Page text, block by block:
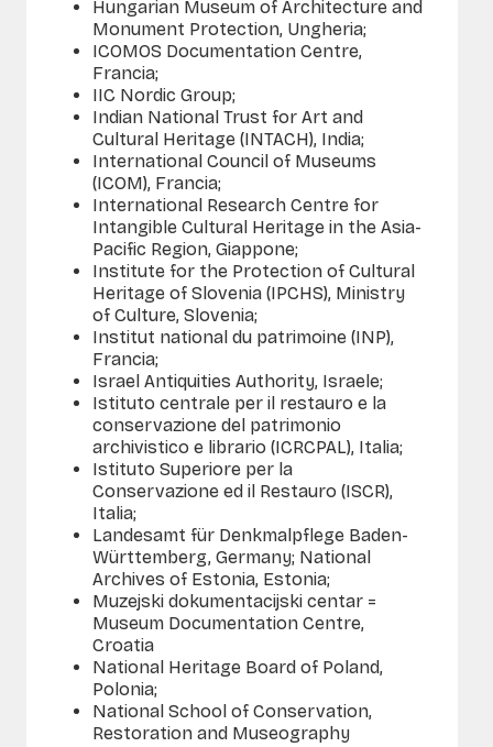
Hungarian Museum of Architecture and
Monument Protection, Ungheria;
ICOMOS Documentation Centre,
Francia;
IIC Nordic Group;
Indian National Trust for Art and
Cultural Heritage (INTACH), India;
International Council of Museums
(ICOM), Francia;
International Research Centre for
Intangible Cultural Heritage in the Asia-
Pacific Region, Giappone;
Institute for the Protection of Cultural
Heritage of Slovenia (IPCHS), Ministry
of Culture, Slovenia;
Institut national du patrimoine (INP),
Francia;
Israel Antiquities Authority, Israele;
Istituto centrale per il restauro e la
conservazione del patrimonio
archivistico e librario (ICRCPAL), Italia;
Istituto Superiore per la
Conservazione ed il Restauro (ISCR),
Italia;
Landesamt für Denkmalpflege Baden-
Württemberg, Germany; National
Archives of Estonia, Estonia;
Muzejski dokumentacijski centar =
Museum Documentation Centre,
Croatia
National Heritage Board of Poland,
Polonia;
National School of Conservation,
Restoration and Museography